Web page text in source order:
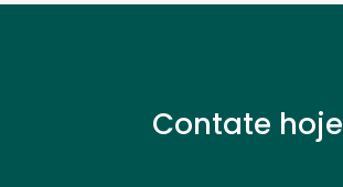
Contate hoje